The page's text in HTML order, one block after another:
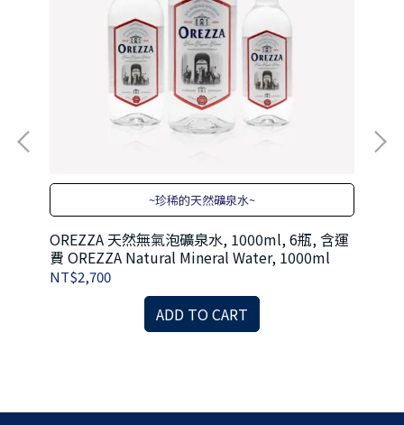
~珍稀的天然礦泉水~
OREZZA 天然無氣泡礦泉水, 1000ml, 6瓶, 含運
費 OREZZA Natural Mineral Water, 1000ml
NT$2,700
ADD TO CART